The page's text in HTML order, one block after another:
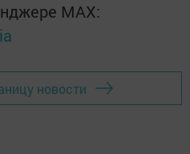
MАХ:
новости